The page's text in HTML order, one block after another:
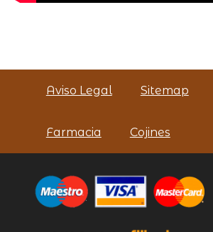
Aviso Legal Sitemap
Farmacia Cojines